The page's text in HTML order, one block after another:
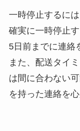
一時停止するに
確実に一時停止
5日前までに連絡
また、配送タイ
は間に合わない
を持った連絡を